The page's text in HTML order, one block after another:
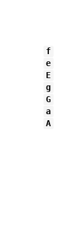
f
e
E
g
G
a
A